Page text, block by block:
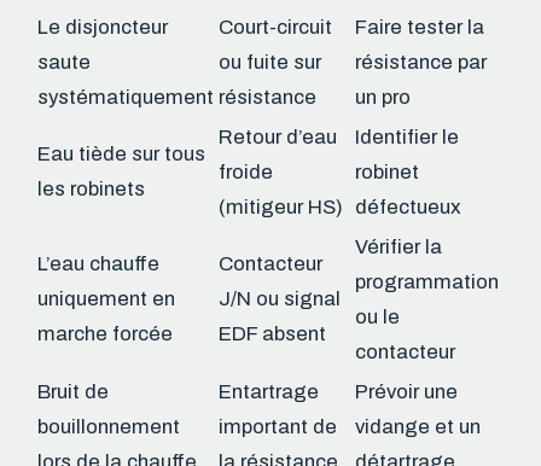
Le disjoncteur
saute
systématiquement
Court-circuit
ou fuite sur
résistance
Faire tester la
résistance par
un pro
Eau tiède sur tous
les robinets
Retour d’eau
froide
(mitigeur HS)
Identifier le
robinet
défectueux
L’eau chauffe
uniquement en
marche forcée
Contacteur
J/N ou signal
EDF absent
Vérifier la
programmation
ou le
contacteur
Bruit de
bouillonnement
lors de la chauffe
Entartrage
important de
la résistance
Prévoir une
vidange et un
détartrage